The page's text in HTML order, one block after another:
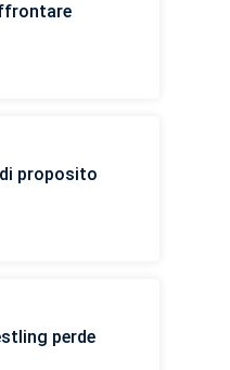
proposito
perde